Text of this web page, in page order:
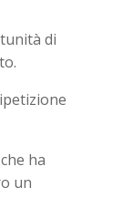
di
ha
un